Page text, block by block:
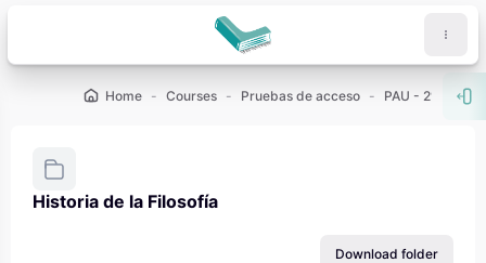
Home Courses Pruebas de acceso PAU - 2º de
Historia de la Filosofía
Download folder